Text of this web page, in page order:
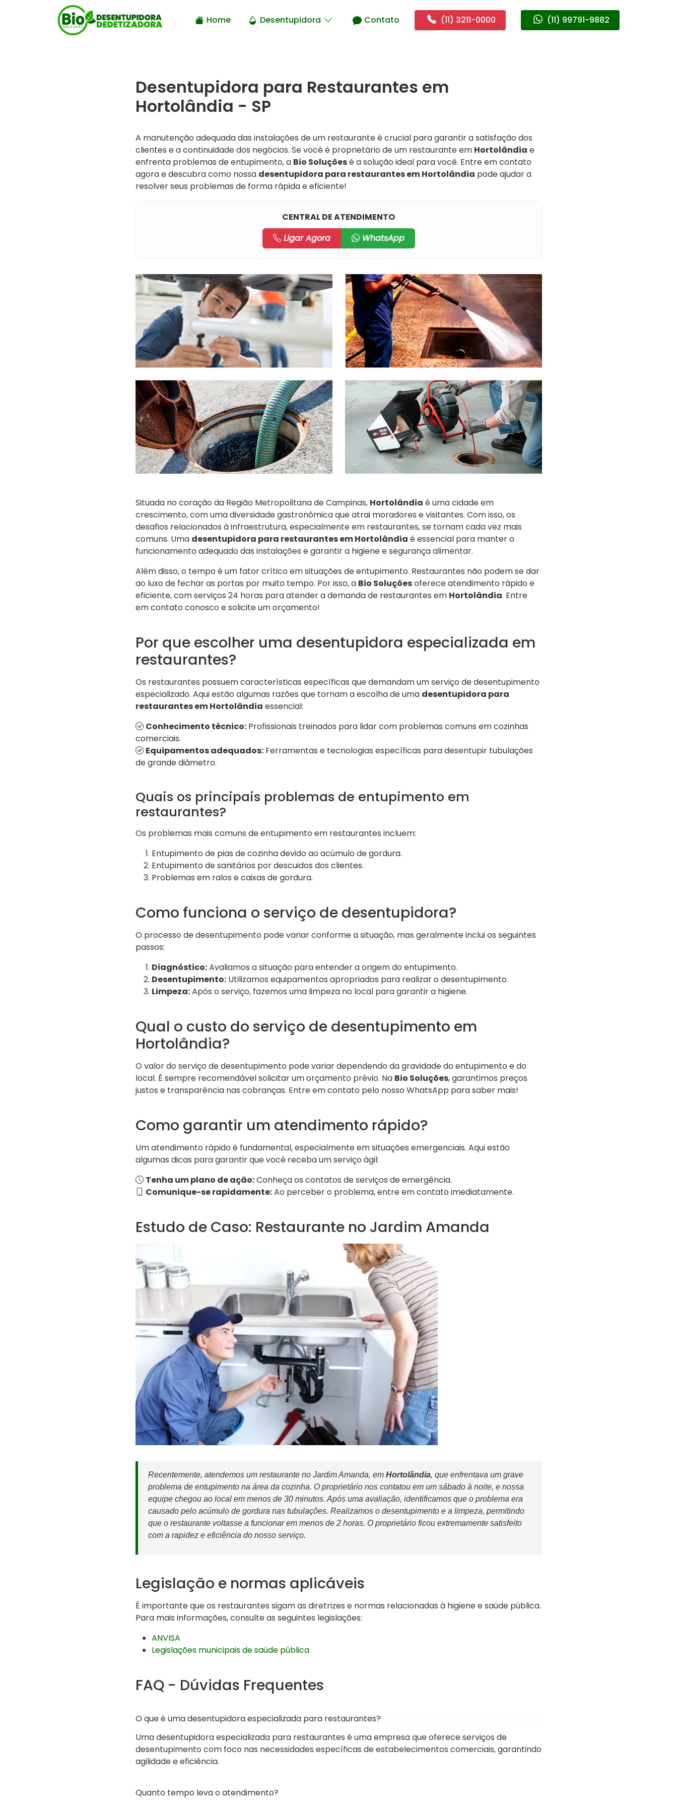
Home Desentupidora Contato (11) 3211-0000 (11) 99791-9882
Desentupidora para Restaurantes em
Hortolândia - SP
A manutenção adequada das instalações de um restaurante é crucial para garantir a satisfação dos
clientes e a continuidade dos negócios. Se você é proprietário de um restaurante em Hortolândia e
enfrenta problemas de entupimento, a Bio Soluçõesé a solução ideal para você. Entre em contato
agora e descubra como nossa desentupidora para restaurantes em Hortolândia pode ajudar a
resolver seus problemas de forma rápida e eficiente!
CENTRAL DE ATENDIMENTO
Ligar Agora
WhatsApp
Situada no coração da Região Metropolitana de Campinas, Hortolândia é uma cidade em
crescimento, com uma diversidade gastronômica que atrai moradores e visitantes. Com isso, os
desafios relacionados à infraestrutura, especialmente em restaurantes, se tornam cada vez mais
comuns. Uma desentupidora para restaurantes em Hortolândia é essencial para manter o
funcionamento adequado das instalações e garantir a higiene e segurança alimentar.
Além disso, o tempo é um fator crítico em situações de entupimento. Restaurantes não podem se dar
ao luxo de fechar as portas por muito tempo. Por isso, a Bio Soluçõesoferece atendimento rápido e
eficiente, com serviços 24 horas para atender a demanda de restaurantes em Hortolândia. Entre
em contato conosco e solicite um orçamento!
Por que escolher uma desentupidora especializada em
restaurantes?
Os restaurantes possuem características específicas que demandam um serviço de desentupimento
especializado. Aqui estão algumas razões que tornam a escolha de uma desentupidora para
restaurantes em Hortolândia essencial:
Conhecimento técnico:Profissionais treinados para lidar com problemas comuns em cozinhas
comerciais.
Equipamentos adequados:Ferramentas e tecnologias específicas para desentupir tubulações
de grande diâmetro.
Quais os principais problemas de entupimento em
restaurantes?
Os problemas mais comuns de entupimento em restaurantes incluem:
Entupimento de pias de cozinha devido ao acúmulo de gordura.
Entupimento de sanitários por descuidos dos clientes.
Problemas em ralos e caixas de gordura.
Como funciona o serviço de desentupidora?
O processo de desentupimento pode variar conforme a situação, mas geralmente inclui os seguintes
passos:
Diagnóstico:Avaliamos a situação para entender a origem do entupimento.
Desentupimento:Utilizamos equipamentos apropriados para realizar o desentupimento.
Limpeza:Após o serviço, fazemos uma limpeza no local para garantir a higiene.
Qual o custo do serviço de desentupimento em
Hortolândia?
O valor do serviço de desentupimento pode variar dependendo da gravidade do entupimento e do
local. É sempre recomendável solicitar um orçamento prévio. Na Bio Soluções, garantimos preços
justos e transparência nas cobranças. Entre em contato pelo nosso WhatsApp para saber mais!
Como garantir um atendimento rápido?
Um atendimento rápido é fundamental, especialmente em situações emergenciais. Aqui estão
algumas dicas para garantir que você receba um serviço ágil:
Tenha um plano de ação:Conheça os contatos de serviços de emergência.
Comunique-se rapidamente:Ao perceber o problema, entre em contato imediatamente.
Estudo de Caso: Restaurante no Jardim Amanda
Recentemente, atendemos um restaurante no Jardim Amanda, em Hortolândia, que enfrentava um grave
problema de entupimento na área da cozinha. O proprietário nos contatou em um sábado à noite, e nossa
equipe chegou ao local em menos de 30 minutos. Após uma avaliação, identificamos que o problema era
causado pelo acúmulo de gordura nas tubulações. Realizamos o desentupimento e a limpeza, permitindo
que o restaurante voltasse a funcionar em menos de 2 horas. O proprietário ficou extremamente satisfeito
com a rapidez e eficiência do nosso serviço.
Legislação e normas aplicáveis
É importante que os restaurantes sigam as diretrizes e normas relacionadas à higiene e saúde pública.
Para mais informações, consulte as seguintes legislações:
ANVISA
Legislações municipais de saúde pública
FAQ - Dúvidas Frequentes
O que é uma desentupidora especializada para restaurantes?
Uma desentupidora especializada para restaurantes é uma empresa que oferece serviços de
desentupimento com foco nas necessidades específicas de estabelecimentos comerciais, garantindo
agilidade e eficiência.
Quanto tempo leva o atendimento?